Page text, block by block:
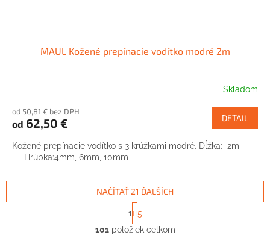
MAUL Kožené prepínacie vodítko modré 2m
Skladom
od 50,81 € bez DPH
od 62,50 € DETAIL
Kožené prepínacie vodítko s 3 krúžkami modré. Dĺžka: 2m
Hrúbka:4mm, 6mm, 10mm
O
v
NAČÍTAŤ 21 ĎALŠÍCH
t
r
1
5
101položiek celkom